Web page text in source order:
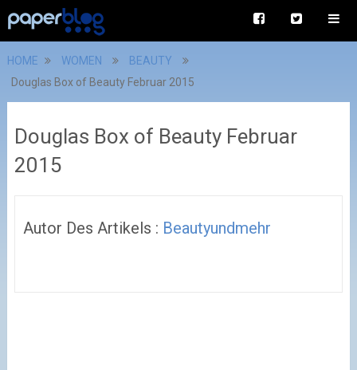
HOME WOMEN
BEAUTY
Douglas Box of Beauty Februar 2015
Douglas Box of Beauty Februar
2015
Autor Des Artikels : Beautyundmehr